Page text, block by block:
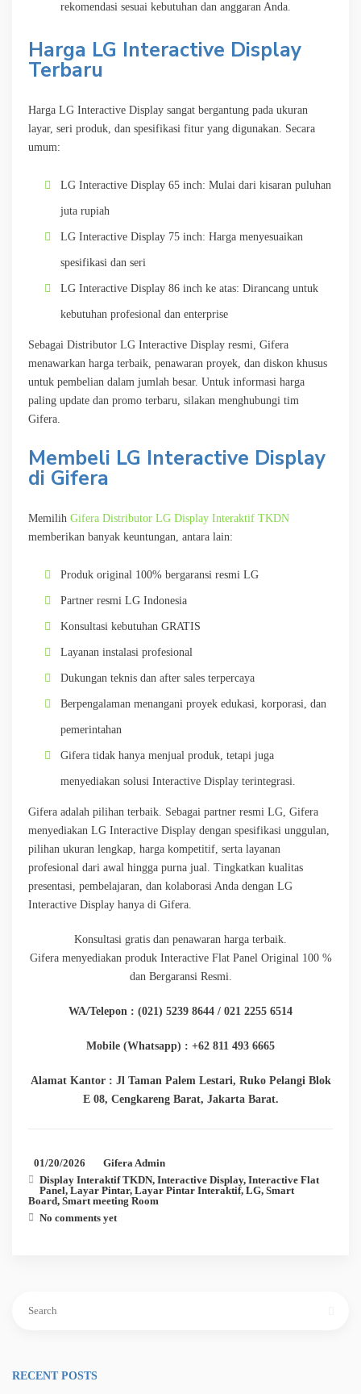
rekomendasi sesuai kebutuhan dan anggaran Anda.
Harga LG Interactive Display
Terbaru
Harga LG Interactive Display sangat bergantung pada ukuran
layar, seri produk, dan spesifikasi fitur yang digunakan. Secara
umum:
LG Interactive Display 65 inch: Mulai dari kisaran puluhan
juta rupiah
LG Interactive Display 75 inch: Harga menyesuaikan
spesifikasi dan seri
LG Interactive Display 86 inch ke atas: Dirancang untuk
kebutuhan profesional dan enterprise
Sebagai Distributor LG Interactive Display resmi, Gifera
menawarkan harga terbaik, penawaran proyek, dan diskon khusus
untuk pembelian dalam jumlah besar. Untuk informasi harga
paling update dan promo terbaru, silakan menghubungi tim
Gifera.
Membeli LG Interactive Display
di Gifera
Memilih Gifera Distributor LG Display Interaktif TKDN
memberikan banyak keuntungan, antara lain:
Produk original 100% bergaransi resmi LG
Partner resmi LG Indonesia
Konsultasi kebutuhan GRATIS
Layanan instalasi profesional
Dukungan teknis dan after sales terpercaya
Berpengalaman menangani proyek edukasi, korporasi, dan
pemerintahan
Gifera tidak hanya menjual produk, tetapi juga
menyediakan solusi Interactive Display terintegrasi.
Gifera adalah pilihan terbaik. Sebagai partner resmi LG, Gifera
menyediakan LG Interactive Display dengan spesifikasi unggulan,
pilihan ukuran lengkap, harga kompetitif, serta layanan
profesional dari awal hingga purna jual. Tingkatkan kualitas
presentasi, pembelajaran, dan kolaborasi Anda dengan LG
Interactive Display hanya di Gifera.
Konsultasi gratis dan penawaran harga terbaik.
Gifera menyediakan produk Interactive Flat Panel Original 100 %
dan Bergaransi Resmi.
WA/Telepon : (021) 5239 8644 / 021 2255 6514
Mobile (Whatsapp) : +62 811 493 6665
Alamat Kantor : Jl Taman Palem Lestari, Ruko Pelangi Blok
E 08, Cengkareng Barat, Jakarta Barat.
01/20/2026
Gifera Admin
Display Interaktif TKDN, Interactive Display, Interactive Flat
Panel, Layar Pintar, Layar Pintar Interaktif, LG, Smart
Board, Smart meeting Room
No comments yet
RECENT POSTS